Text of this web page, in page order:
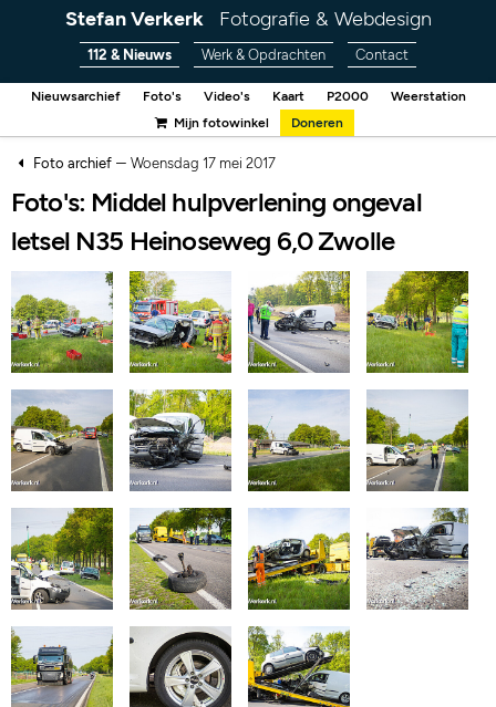
Stefan Verkerk Fotografie & Webdesign
112 & Nieuws Werk & Opdrachten Contact
Nieuwsarchief Foto's Video's Kaart P2000
Weerstation
Mijn fotowinkel
Doneren
Foto archief– Woensdag 17 mei 2017
Foto's: Middel hulpverlening ongeval
letsel N35 Heinoseweg 6,0 Zwolle